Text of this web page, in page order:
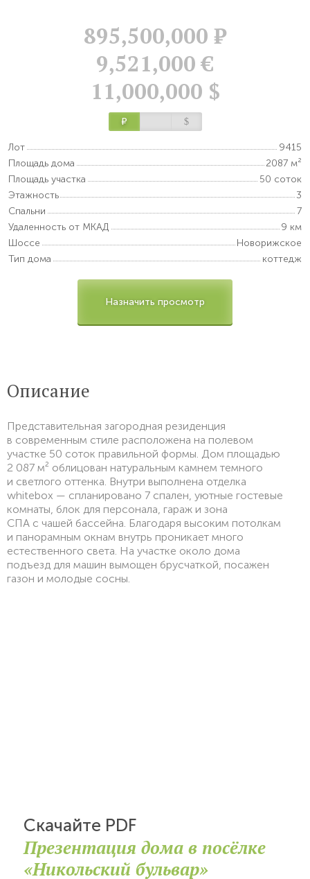
895,500,000 Р
9,521,000 €
11,000,000 $
Р $
Лот
9415
Площадь дома
2087 м²
Площадь участка
50 соток
Этажность
3
Спальни
7
Удаленность от МКАД
9 км
Шоссе
Новорижское
Тип дома
коттедж
Назначить просмотр
Описание
Представительная загородная резиденция
в современным стиле расположена на полевом
участке 50 соток правильной формы. Дом площадью
2 087 м² облицован натуральным камнем темного
и светлого оттенка. Внутри выполнена отделка
whitebox — спланировано 7 спален, уютные гостевые
комнаты, блок для персонала, гараж и зона
СПА с чашей бассейна. Благодаря высоким потолкам
и панорамным окнам внутрь проникает много
естественного света. На участке около дома
подъезд для машин вымощен брусчаткой, посажен
газон и молодые сосны.
Скачайте PDF
Презентация дома в посёлке
«Никольский бульвар»